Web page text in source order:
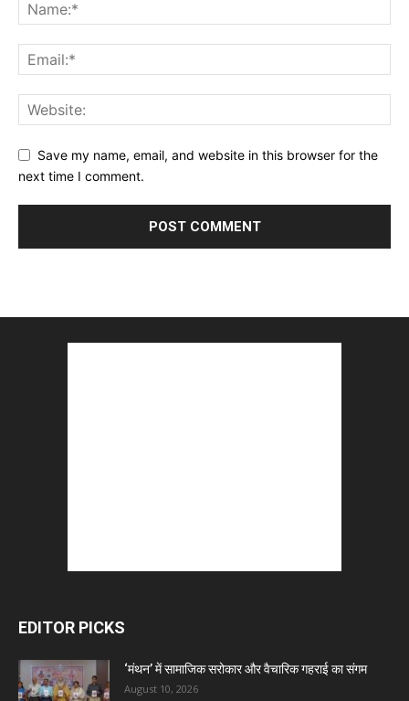
Save my name, email, and website in this browser for the
next time I comment.
EDITOR PICKS
‘मंथन’ में सामाजिक सरोकार और वैचारिक गहराई का संगम
August 10, 2026